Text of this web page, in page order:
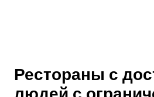
Рестораны с